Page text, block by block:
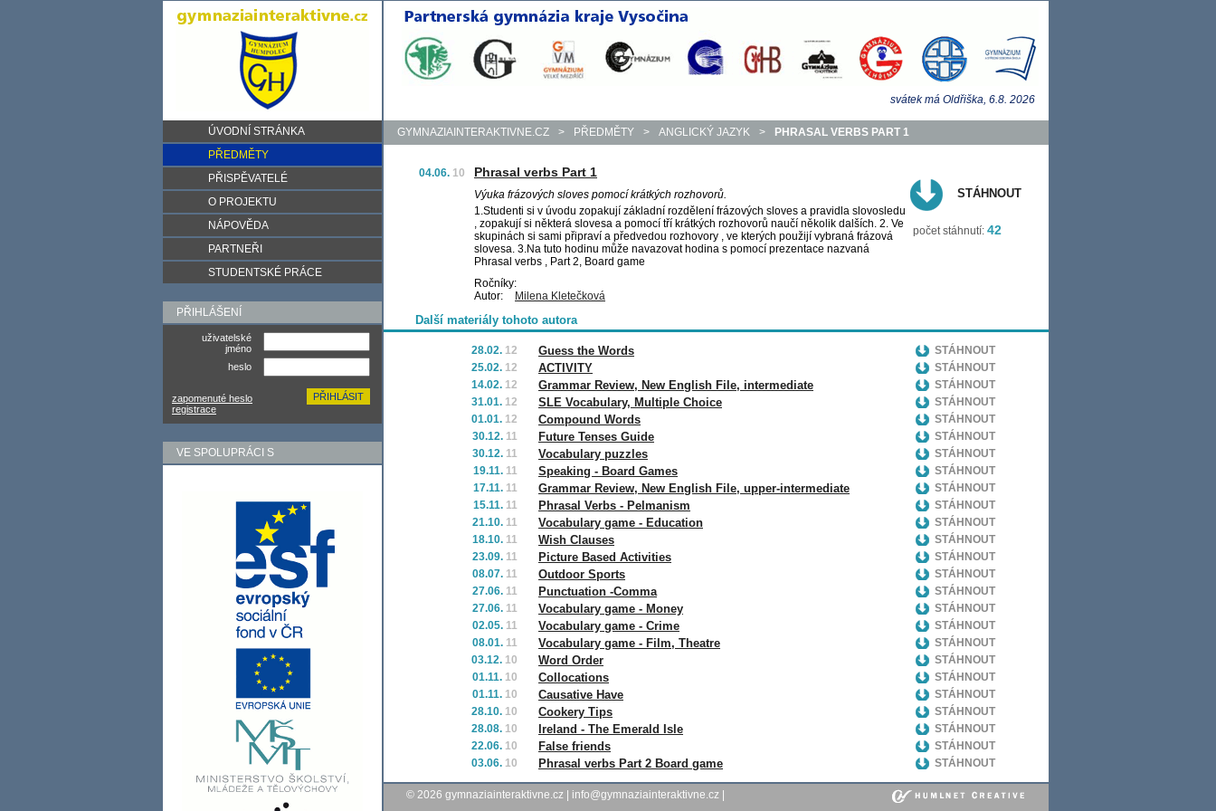
ÚVODNÍ STRÁNKA
PŘEDMĚTY
PŘISPĚVATELÉ
O PROJEKTU
NÁPOVĚDA
PARTNEŘI
STUDENTSKÉ PRÁCE
PŘIHLÁŠENÍ
uživatelské
jméno
heslo
zapomenuté heslo
registrace
VE SPOLUPRÁCI S
svátek má Oldřiška, 6.8. 2026
GYMNAZIAINTERAKTIVNE.CZ > PŘEDMĚTY > ANGLICKÝ JAZYK > PHRASAL VERBS PART 1
04.06. 10 Phrasal verbs Part 1
Výuka frázových sloves pomocí krátkých rozhovorů.
1.Studenti si v úvodu zopakují základní rozdělení frázových sloves a pravidla slovosledu
, zopakují si některá slovesa a pomocí tří krátkých rozhovorů naučí několik dalších. 2. Ve
skupinách si sami připraví a předvedou rozhovory , ve kterých použijí vybraná frázová
slovesa. 3.Na tuto hodinu může navazovat hodina s pomocí prezentace nazvaná
Phrasal verbs , Part 2, Board game
Ročníky:
Autor:
Milena Kletečková
STÁHNOUT
počet stáhnutí: 42
Další materiály tohoto autora
28.02. 12 Guess the Words
STÁHNOUT
25.02. 12 ACTIVITY
STÁHNOUT
14.02. 12 Grammar Review, New English File, intermediate
STÁHNOUT
31.01. 12 SLE Vocabulary, Multiple Choice
STÁHNOUT
01.01. 12 Compound Words
STÁHNOUT
30.12. 11 Future Tenses Guide
STÁHNOUT
30.12. 11 Vocabulary puzzles
STÁHNOUT
19.11. 11 Speaking - Board Games
STÁHNOUT
17.11. 11 Grammar Review, New English File, upper-intermediate
STÁHNOUT
15.11. 11 Phrasal Verbs - Pelmanism
STÁHNOUT
21.10. 11 Vocabulary game - Education
STÁHNOUT
18.10. 11 Wish Clauses
STÁHNOUT
23.09. 11 Picture Based Activities
STÁHNOUT
08.07. 11 Outdoor Sports
STÁHNOUT
27.06. 11 Punctuation -Comma
STÁHNOUT
27.06. 11 Vocabulary game - Money
STÁHNOUT
02.05. 11 Vocabulary game - Crime
STÁHNOUT
08.01. 11 Vocabulary game - Film, Theatre
STÁHNOUT
03.12. 10 Word Order
STÁHNOUT
01.11. 10 Collocations
STÁHNOUT
01.11. 10 Causative Have
STÁHNOUT
28.10. 10 Cookery Tips
STÁHNOUT
28.08. 10 Ireland - The Emerald Isle
STÁHNOUT
22.06. 10 False friends
STÁHNOUT
03.06. 10 Phrasal verbs Part 2 Board game STÁHNOUT
© 2026 gymnaziainteraktivne.cz info@gymnaziainteraktivne.cz